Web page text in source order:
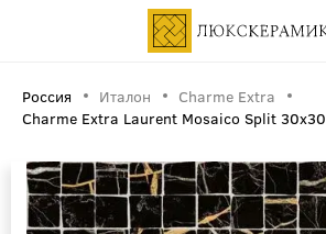
Россия Италон
Charme Extra
Charme Extra Laurent Mosaico Split 30x30